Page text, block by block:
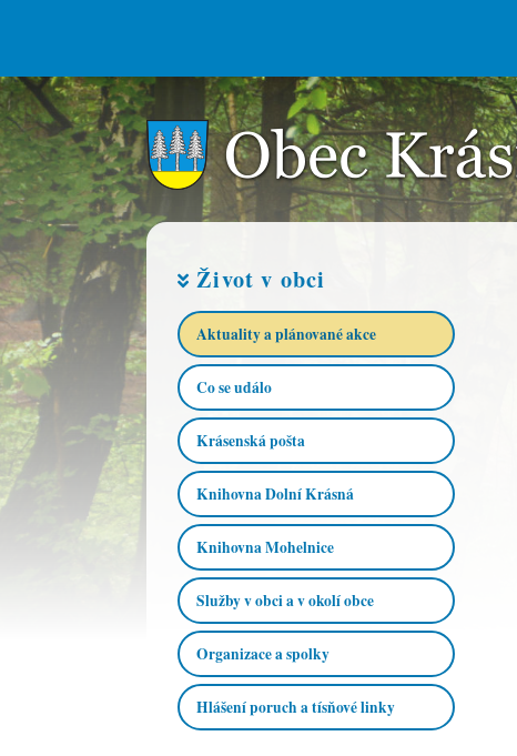
Život v obci
Aktuality a plánované akce​
Co se událo
Krásenská pošta
Knihovna Dolní Krásná
Knihovna Mohelnice
Služby v obci a v okolí obce
Organizace a spolky
Hlášení poruch a tísňové linky